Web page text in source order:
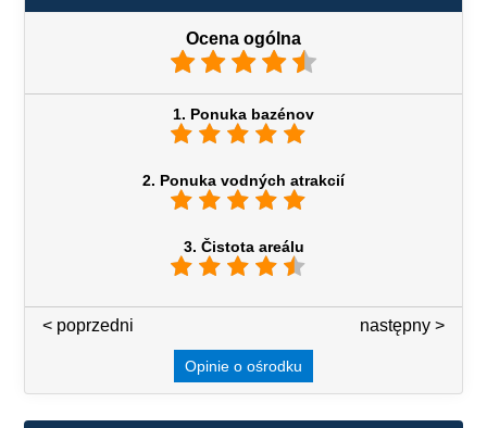
Ocena ogólna
1. Ponuka bazénov
2. Ponuka vodných atrakcií
3. Čistota areálu
następny >
< poprzedni
Opinie o ośrodku